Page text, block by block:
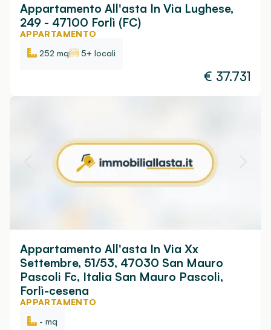
Appartamento All'asta In Via Lughese,
249 - 47100 Forlì (FC)
APPARTAMENTO
252 mq
5+ locali
€ 37.731
Appartamento All'asta In Via Xx
Settembre, 51/53, 47030 San Mauro
Pascoli Fc, Italia San Mauro Pascoli,
Forlì-cesena
APPARTAMENTO
- mq